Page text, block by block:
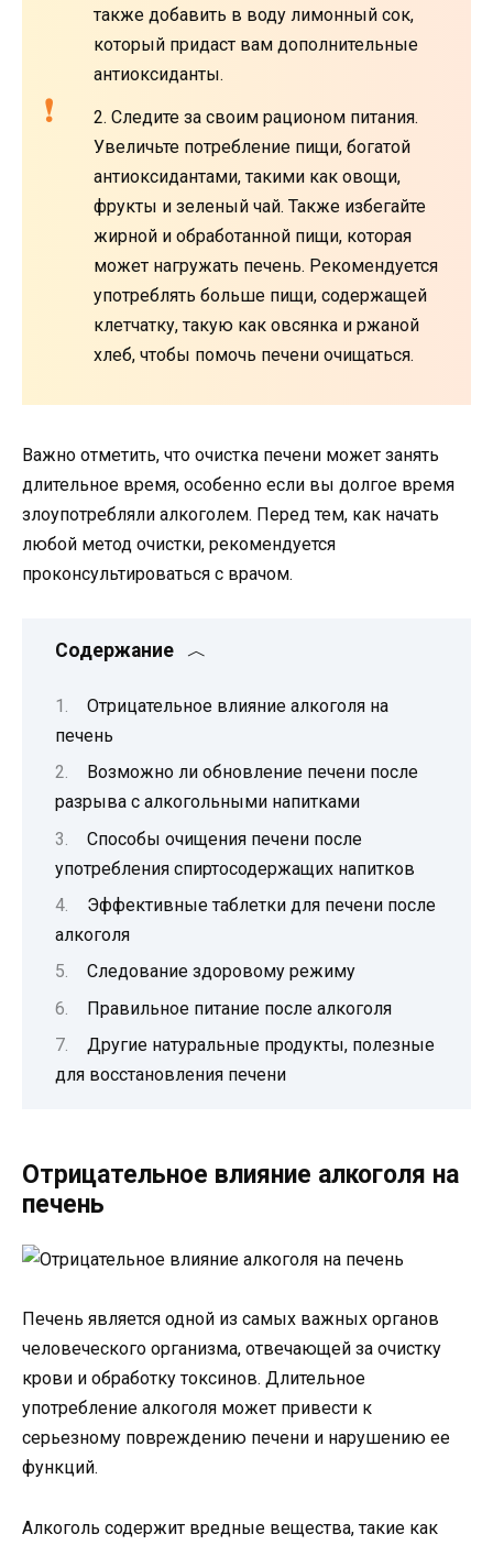
также добавить в воду лимонный сок,
который придаст вам дополнительные
антиоксиданты.
2. Следите за своим рационом питания.
Увеличьте потребление пищи, богатой
антиоксидантами, такими как овощи,
фрукты и зеленый чай. Также избегайте
жирной и обработанной пищи, которая
может нагружать печень. Рекомендуется
употреблять больше пищи, содержащей
клетчатку, такую как овсянка и ржаной
хлеб, чтобы помочь печени очищаться.
Важно отметить, что очистка печени может занять
длительное время, особенно если вы долгое время
злоупотребляли алкоголем. Перед тем, как начать
любой метод очистки, рекомендуется
проконсультироваться с врачом.
Содержание
Отрицательное влияние алкоголя на
печень
Возможно ли обновление печени после
разрыва с алкогольными напитками
Способы очищения печени после
употребления спиртосодержащих напитков
Эффективные таблетки для печени после
алкоголя
Следование здоровому режиму
Правильное питание после алкоголя
Другие натуральные продукты, полезные
для восстановления печени
Отрицательное влияние алкоголя на
печень
Печень является одной из самых важных органов
человеческого организма, отвечающей за очистку
крови и обработку токсинов. Длительное
употребление алкоголя может привести к
серьезному повреждению печени и нарушению ее
функций.
Алкоголь содержит вредные вещества, такие как